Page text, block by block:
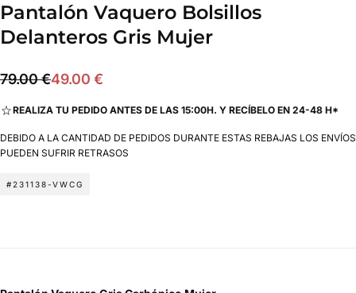
Pantalón Vaquero Bolsillos
Delanteros Gris Mujer
49.00
Precio
79.00 €Precio
49.00 €
REALIZA TU PEDIDO ANTES DE LAS 15:00H. Y RECÍBELO EN 24-48 H*
DEBIDO A LA CANTIDAD DE PEDIDOS DURANTE ESTAS REBAJAS LOS ENVÍOS
PUEDEN SUFRIR RETRASOS
#231138-VWCG